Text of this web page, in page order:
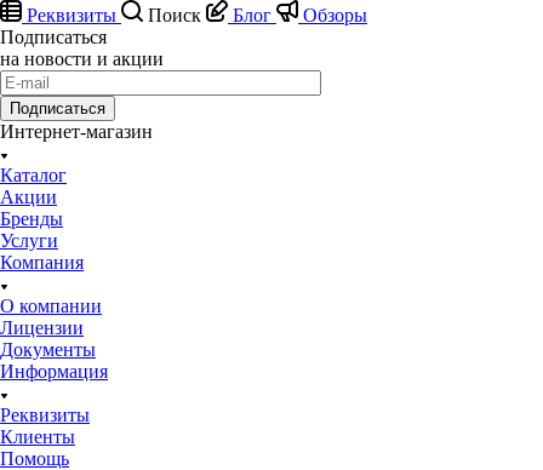
Реквизиты
Поиск Блог
Обзоры
Подписаться
на новости и акции
Подписаться
Интернет-магазин
Каталог
Акции
Бренды
Услуги
Компания
О компании
Лицензии
Документы
Информация
Реквизиты
Клиенты
Помощь